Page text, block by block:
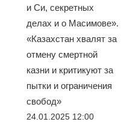
и Си, секретных
делах и о Масимове».
«Казахстан хвалят за
отмену смертной
казни и критикуют за
пытки и ограничения
свобод»
24.01.2025 12:00